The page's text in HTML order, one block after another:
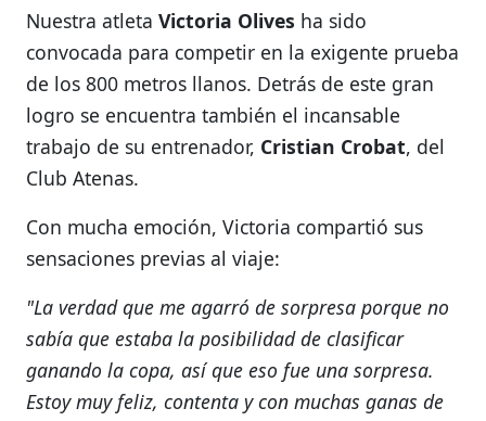
Nuestra atleta Victoria Olives ha sido
convocada para competir en la exigente prueba
de los 800 metros llanos. Detrás de este gran
logro se encuentra también el incansable
trabajo de su entrenador, Cristian Crobat, del
Club Atenas.
Con mucha emoción, Victoria compartió sus
sensaciones previas al viaje:
"La verdad que me agarró de sorpresa porque no
sabía que estaba la posibilidad de clasificar
ganando la copa, así que eso fue una sorpresa.
Estoy muy feliz, contenta y con muchas ganas de